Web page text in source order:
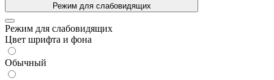
Режим для слабовидящих
Режим для слабовидящих
Цвет шрифта и фона
Обычный